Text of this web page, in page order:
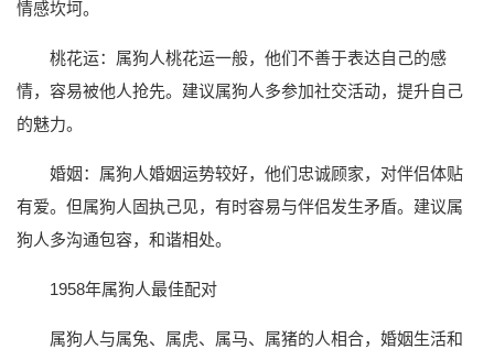
情感坎坷。
桃花运：属狗人桃花运一般，他们不善于表达自己的感
情，容易被他人抢先。建议属狗人多参加社交活动，提升自己
的魅力。
婚姻：属狗人婚姻运势较好，他们忠诚顾家，对伴侣体贴
有爱。但属狗人固执己见，有时容易与伴侣发生矛盾。建议属
狗人多沟通包容，和谐相处。
1958年属狗人最佳配对
属狗人与属兔、属虎、属马、属猪的人相合，婚姻生活和